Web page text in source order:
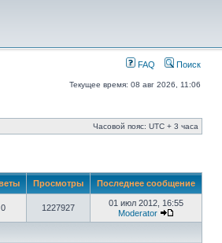
FAQ Поиск
Текущее время: 08 авг 2026, 11:06
Часовой пояс: UTC + 3 часа
Просмотры Последнее сообщение
0 1227927
01 июл 2012, 16:55
Moderator